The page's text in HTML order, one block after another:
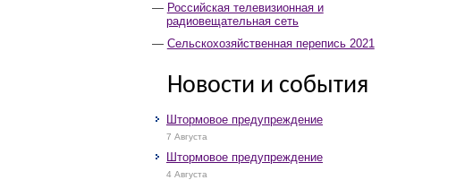
Российская телевизионная и
радиовещательная сеть
Сельскохозяйственная перепись 2021
Новости и события
Штормовое предупреждение
7 Августа
Штормовое предупреждение
4 Августа